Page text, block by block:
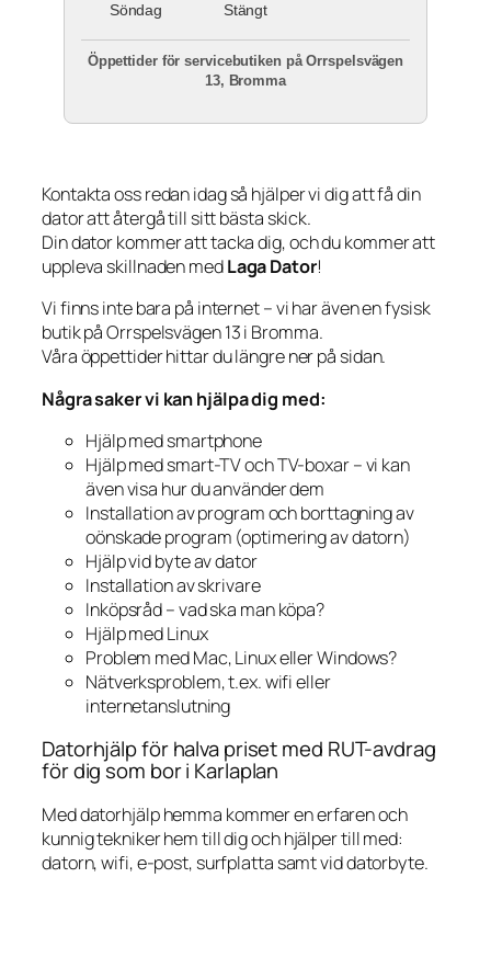
Söndag
Stängt
Öppettider för servicebutiken på Orrspelsvägen
13, Bromma
Kontakta oss redan idag så hjälper vi dig att få din
dator att återgå till sitt bästa skick.
Din dator kommer att tacka dig, och du kommer att
uppleva skillnaden medLaga Dator!
Vi finns inte bara på internet – vi har även en fysisk
butik på Orrspelsvägen 13 i Bromma.
Våra öppettider hittar du längre ner på sidan.
Några saker vi kan hjälpa dig med:
Hjälp med smartphone
Hjälp med smart-TV och TV-boxar – vi kan
även visa hur du använder dem
Installation av program och borttagning av
oönskade program (optimering av datorn)
Hjälp vid byte av dator
Installation av skrivare
Inköpsråd – vad ska man köpa?
Hjälp med Linux
Problem med Mac, Linux eller Windows?
Nätverksproblem, t.ex. wifi eller
internetanslutning
Datorhjälp för halva priset med RUT-avdrag
för dig som bor i Karlaplan
Med datorhjälp hemma kommer en erfaren och
kunnig tekniker hem till dig och hjälper till med:
datorn, wifi, e-post, surfplatta samt vid datorbyte.